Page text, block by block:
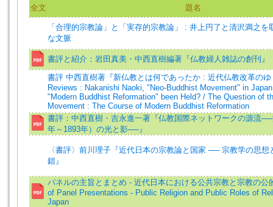
全文 題名
「合理的宗教論」と「実存的宗教論」 : 井上円了と清沢満之を
な文脈
書評と紹介：岩田真美・中西直樹編著『仏教婦人雑誌の創刊』
書評 中西直樹著『新仏教とは何であったか : 近代仏教改革の
Reviews : Nakanishi Naoki, "Neo-Buddhist Movement" in
"Modern Buddhist Reformation" been Held? / The Question of
Movement : The Course of Modern Buddhist Reformation
書評：中西直樹・吉永進一著『仏教国際ネットワークの源流
年～1893年）の光と影──』
〈書評〉前川理子『近代日本の宗教論と国家 ── 宗教学の思想
錯』
パネルの主旨とまとめ - 近代日本における公共宗教と宗教の公
of Panel Presentations - Public Religion and Public Roles of
Japan